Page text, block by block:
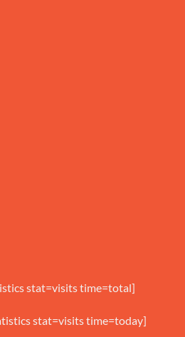
stat=visits time=total]
stat=visits time=today]